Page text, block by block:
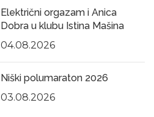
Električni orgazam i Anica
Dobra u klubu Istina Mašina
04.08.2026
Niški polumaraton 2026
03.08.2026